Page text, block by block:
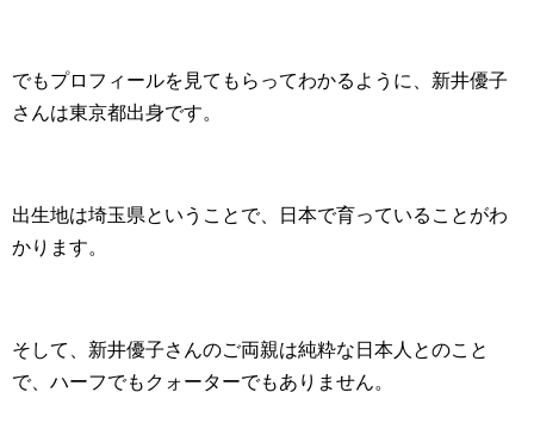
でもプロフィールを見てもらってわかるように、新井優子
さんは東京都出身です。
出生地は埼玉県ということで、日本で育っていることがわ
かります。
そして、新井優子さんのご両親は純粋な日本人とのこと
で、ハーフでもクォーターでもありません。